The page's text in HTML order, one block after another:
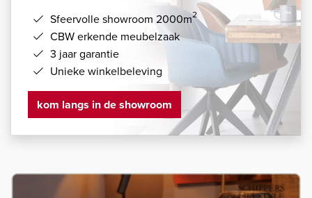
Sfeervolle showroom 2000m2
CBW erkende meubelzaak
3 jaar garantie
Unieke winkelbeleving
kom langs in de showroom